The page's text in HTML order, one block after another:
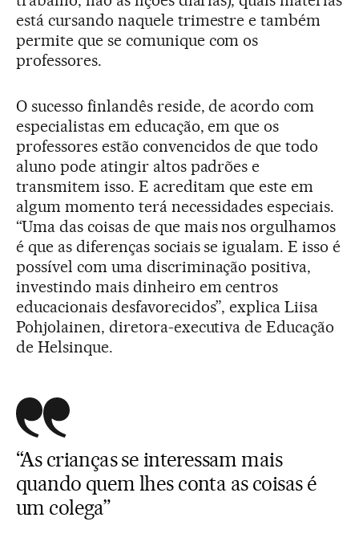
está cursando naquele trimestre e também
permite que se comunique com os
professores.
O sucesso finlandês reside, de acordo com
especialistas em educação, em que os
professores estão convencidos de que todo
aluno pode atingir altos padrões e
transmitem isso. E acreditam que este em
algum momento terá necessidades especiais.
“Uma das coisas de que mais nos orgulhamos
é que as diferenças sociais se igualam. E isso é
possível com uma discriminação positiva,
investindo mais dinheiro em centros
educacionais desfavorecidos”, explica Liisa
Pohjolainen, diretora-executiva de Educação
de Helsinque.
“As crianças se interessam mais
quando quem lhes conta as coisas é
um colega”